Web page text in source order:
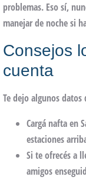
problemas. Eso sí,
manejar de noche si
Consejos
cuenta
Te dejo algunos
Cargá nafta en
estaciones
Si te ofrecés a
amigos